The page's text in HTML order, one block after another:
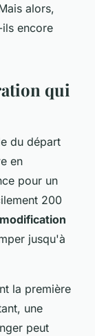
alors,
encore
qui
du départ
en
pour un
200
jusqu'à
la première
une
peut